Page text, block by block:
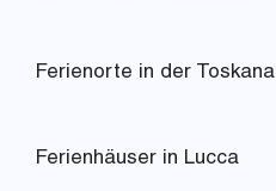
Ferienorte in der Toskana
Ferienhäuser in Lucca